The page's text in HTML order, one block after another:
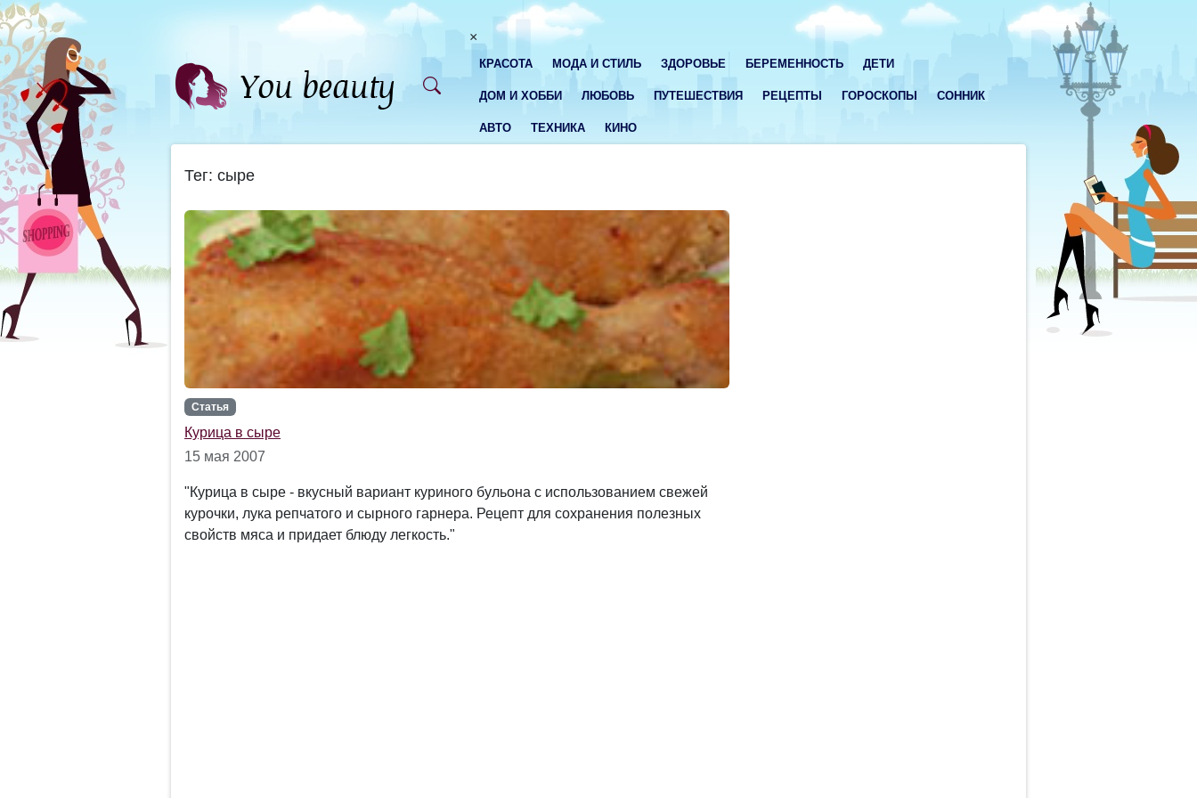
×
КРАСОТА МОДА И СТИЛЬ ЗДОРОВЬЕ БЕРЕМЕННОСТЬ ДЕТИ
ДОМ И ХОББИ ЛЮБОВЬ ПУТЕШЕСТВИЯ РЕЦЕПТЫ ГОРОСКОПЫ СОННИК
АВТО ТЕХНИКА КИНО
Тег: сыре
Статья
Курица в сыре
15 мая 2007
"Курица в сыре - вкусный вариант куриного бульона с использованием свежей
курочки, лука репчатого и сырного гарнера. Рецепт для сохранения полезных
свойств мяса и придает блюду легкость."